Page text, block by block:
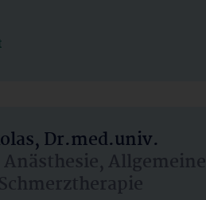
Dr.med.univ.
Allgemeine